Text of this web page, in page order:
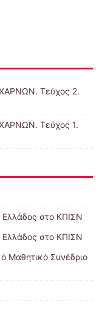
Τεύχος 2.
Τεύχος 1.
Ελλάδος στο ΚΠΙΣΝ
Ελλάδος στο ΚΠΙΣΝ
Μαθητικό Συνέδριο